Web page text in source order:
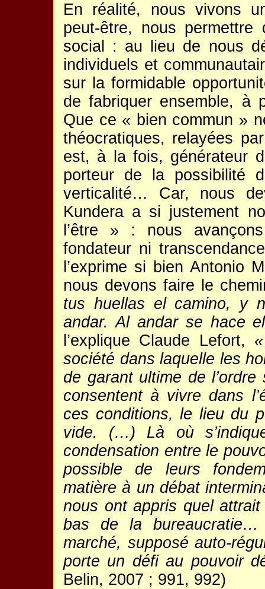
En réalité, nous vivons
peut-être, nous permettre
social : au lieu de nous
individuels et
sur la formidable
de fabriquer ensemble, à
Que ce « bien commun »
théocratiques, relayées
est, à la fois, générateur
porteur de la possibilité
verticalité… Car, nous
Kundera a si justement
l’être » : nous
fondateur ni
l’exprime si bien Antonio
nous devons faire le
tus huellas el camino, y
andar. Al andar se hace
l’explique Claude Lefort,
société dans laquelle les
de garant ultime de
consentent à vivre dans
ces conditions, le lieu du
vide. (…) Là où
condensation entre le
possible de leurs
matière à un débat
nous ont appris quel
bas de la bureaucratie…
marché, supposé auto-
porte un défi au pouvoir
Belin, 2007 ; 991, 992)